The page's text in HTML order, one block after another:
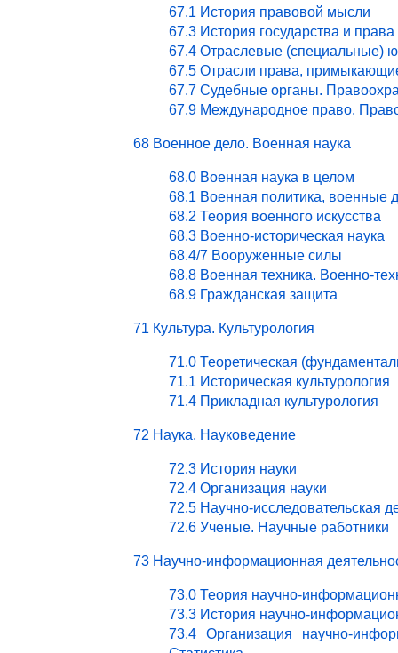
67.1 История правовой мысли
67.3 История государства и права
67.4 Отраслевые (специальные)
67.5 Отрасли права,
67.7 Судебные органы.
67.9 Международное право.
68 Военное дело. Военная наука
68.0 Военная наука в целом
68.1 Военная политика, военные
68.2 Теория военного искусства
68.3 Военно-историческая наука
68.4/7 Вооруженные силы
68.8 Военная техника. Военно-
68.9 Гражданская защита
71 Культура. Культурология
71.0 Теоретическая
71.1 Историческая культурология
71.4 Прикладная культурология
72 Наука. Науковедение
72.3 История науки
72.4 Организация науки
72.5 Научно-исследовательская
72.6 Ученые. Научные работники
73 Научно-информационная
73.0 Теория научно-
73.3 История научно-
73.4 Организация научно-